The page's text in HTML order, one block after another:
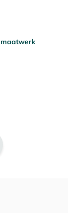
maatwerk